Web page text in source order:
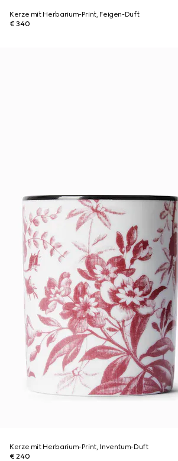
Kerze mit Herbarium-Print, Feigen-Duft
€ 340
Kerze mit Herbarium-Print, Inventum-Duft
€ 240